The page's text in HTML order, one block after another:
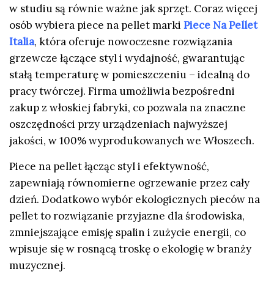
w studiu są równie ważne jak sprzęt. Coraz więcej
osób wybiera piece na pellet marki Piece Na Pellet
Italia, która oferuje nowoczesne rozwiązania
grzewcze łączące styl i wydajność, gwarantując
stałą temperaturę w pomieszczeniu – idealną do
pracy twórczej. Firma umożliwia bezpośredni
zakup z włoskiej fabryki, co pozwala na znaczne
oszczędności przy urządzeniach najwyższej
jakości, w 100% wyprodukowanych we Włoszech.
Piece na pellet łącząc styl i efektywność,
zapewniają równomierne ogrzewanie przez cały
dzień. Dodatkowo wybór ekologicznych pieców na
pellet to rozwiązanie przyjazne dla środowiska,
zmniejszające emisję spalin i zużycie energii, co
wpisuje się w rosnącą troskę o ekologię w branży
muzycznej.